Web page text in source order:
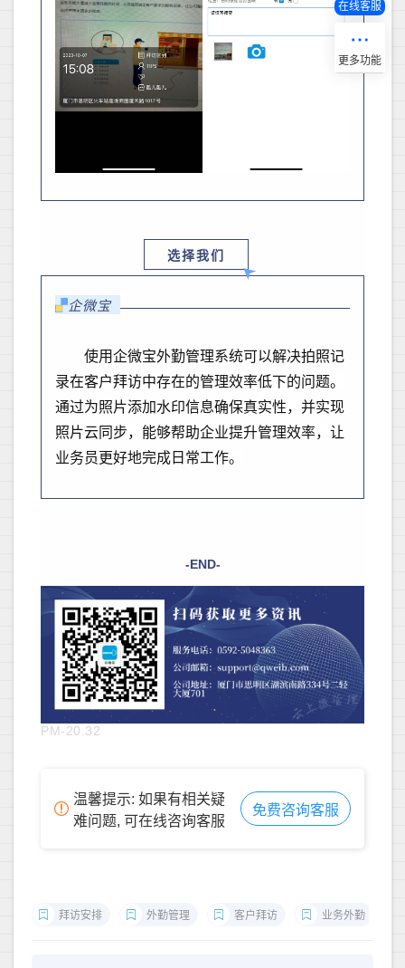
选择我们
企微宝
使用企微宝外勤管理系统可以解决拍照记
录在客户拜访中存在的管理效率低下的问题。
通过为照片添加水印信息确保真实性，并实现
照片云同步，能够帮助企业提升管理效率，让
业务员更好地完成日常工作。
-END-
PM-20.32
温馨提示: 如果有相关疑
难问题, 可在线咨询客服
免费咨询客服
拜访安排 外勤管理 客户拜访 业务外勤
在线客服